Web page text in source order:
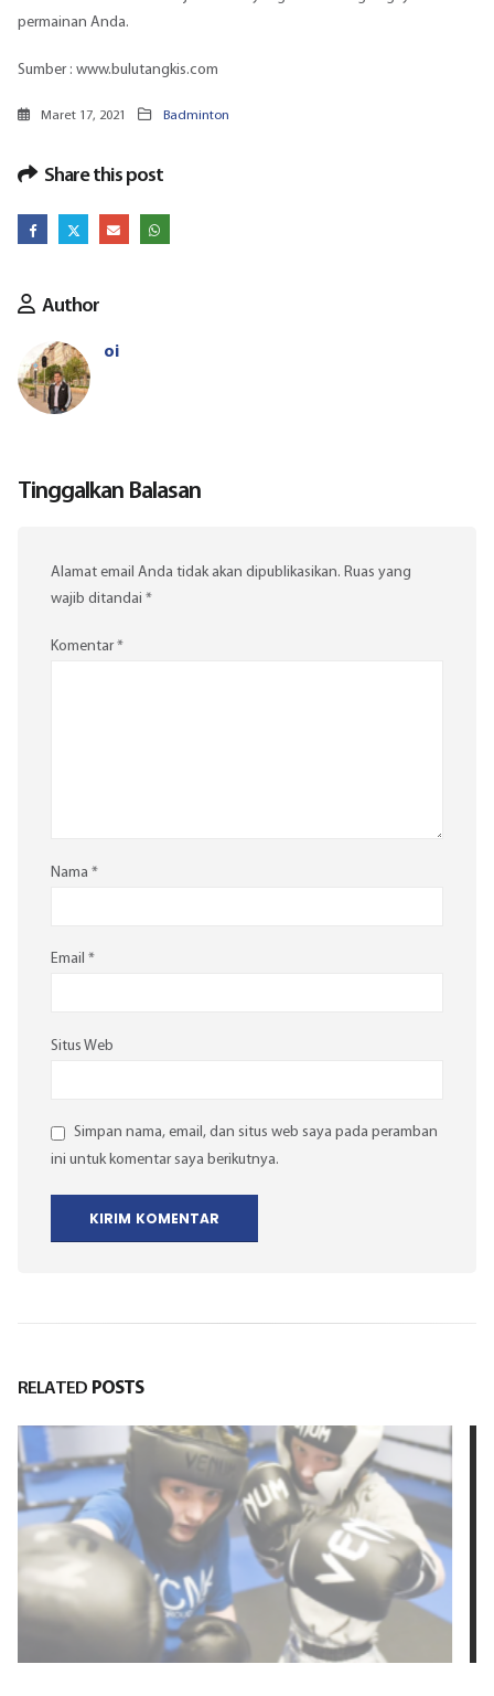
permainan Anda.
Sumber : www.bulutangkis.com
Maret 17, 2021 Badminton
Share this post
Author
oi
Tinggalkan Balasan
Alamat email Anda tidak akan dipublikasikan. Ruas yang
wajib ditandai *
Komentar*
Nama *
Email *
Situs Web
Simpan nama, email, dan situs web saya pada peramban
ini untuk komentar saya berikutnya.
RELATED POSTS